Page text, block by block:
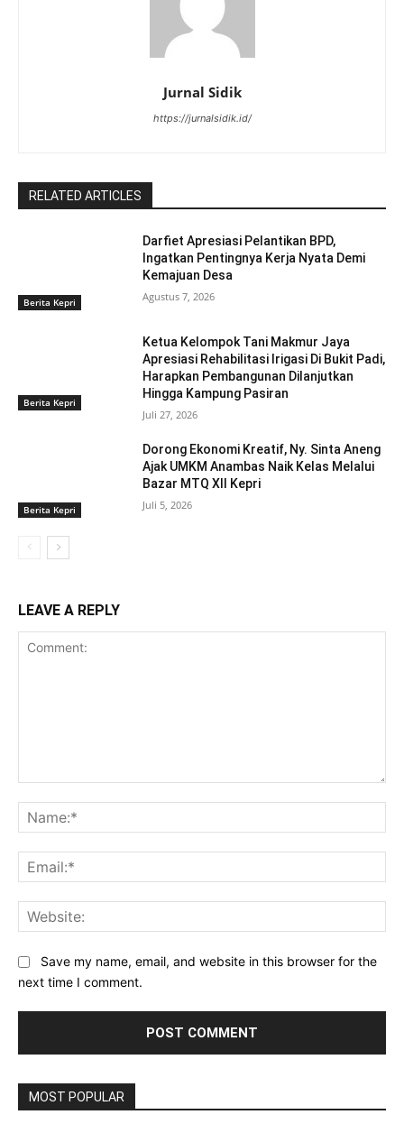
Jurnal Sidik
https://jurnalsidik.id/
RELATED ARTICLES
Berita Kepri
Darfiet Apresiasi Pelantikan BPD,
Ingatkan Pentingnya Kerja Nyata Demi
Kemajuan Desa
Agustus 7, 2026
Berita Kepri
Ketua Kelompok Tani Makmur Jaya
Apresiasi Rehabilitasi Irigasi Di Bukit Padi,
Harapkan Pembangunan Dilanjutkan
Hingga Kampung Pasiran ‎
Juli 27, 2026
Berita Kepri
Dorong Ekonomi Kreatif, Ny. Sinta Aneng
‎Ajak UMKM Anambas Naik Kelas Melalui
Bazar MTQ XII Kepri
Juli 5, 2026
LEAVE A REPLY
Save my name, email, and website in this browser for the
next time I comment.
MOST POPULAR